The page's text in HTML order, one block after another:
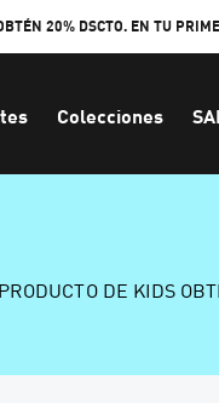
20% DSCTO. EN TU
Colecciones
DE KIDS